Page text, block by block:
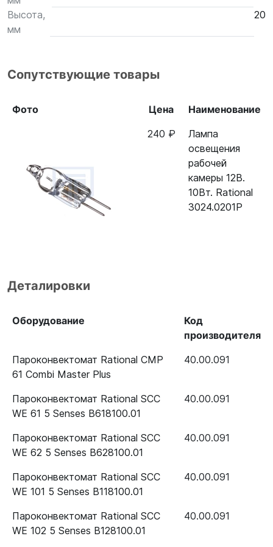
Высота,
мм
20
Сопутствующие товары
Фото Цена
Наименование
240 ₽
Лампа
освещения
рабочей
камеры 12В.
10Вт. Rational
3024.0201P
Деталировки
Оборудование
Код
производителя
Пароконвектомат Rational CMP
61 Combi Master Plus
40.00.091
Пароконвектомат Rational SCC
WE 61 5 Senses B618100.01
40.00.091
Пароконвектомат Rational SCC
WE 62 5 Senses B628100.01
40.00.091
Пароконвектомат Rational SCC
WE 101 5 Senses B118100.01
40.00.091
Пароконвектомат Rational SCC
WE 102 5 Senses B128100.01
40.00.091